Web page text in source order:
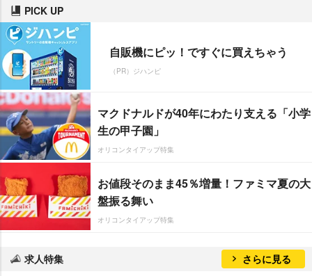
PICK UP
自販機にピッ！ですぐに買えちゃう
（PR）ジハンピ
マクドナルドが40年にわたり支える「小学
生の甲子園」
オリコンタイアップ特集
お値段そのまま45％増量！ファミマ夏の大
盤振る舞い
オリコンタイアップ特集
求人特集 さらに見る